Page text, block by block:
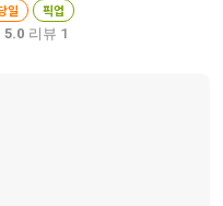
일 픽업
5.0 리뷰 1